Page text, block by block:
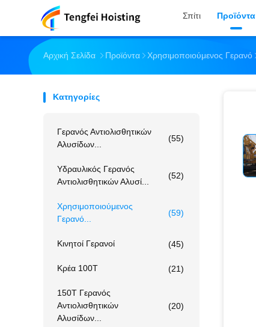
Σπίτι Προϊόντα
Αρχική Σελίδα Προϊόντα Χρησιμοποιούμενος Γερανό
Κατηγορίες
Γερανός Αντιολισθητικών
Αλυσίδων...
(55)
Υδραυλικός Γερανός
Αντιολισθητικών Αλυσί...
(52)
Χρησιμοποιούμενος
Γερανό...
(59)
Κινητοί Γερανοί (45)
Κρέα 100T (21)
150T Γερανός
Αντιολισθητικών
Αλυσίδων...
(20)